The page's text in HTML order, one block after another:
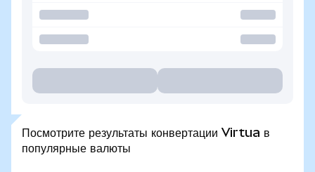
Посмотрите результаты конвертации Virtua в
популярные валюты